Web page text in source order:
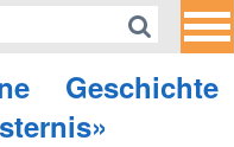
Geschichte